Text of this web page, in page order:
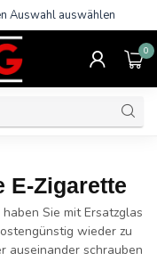
Auswahl auswählen
0
E-Zigarette
Sie mit Ersatzglas
wieder zu
auseinander schrauben